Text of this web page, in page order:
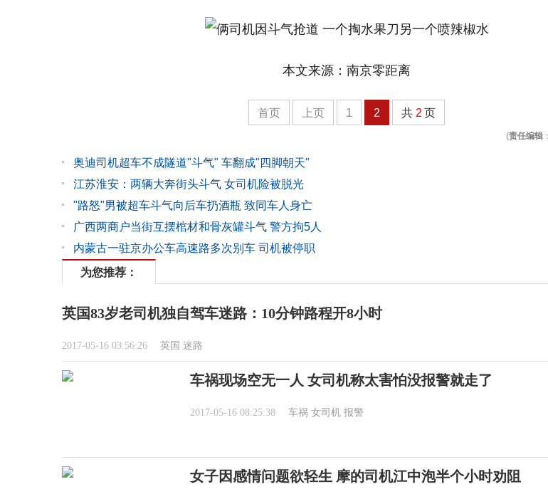
本文来源：南京零距离
首页 上页 1 2 共 2 页
(责任编辑
奥迪司机超车不成隧道"斗气" 车翻成"四脚朝天"
江苏淮安：两辆大奔街头斗气 女司机险被脱光
"路怒"男被超车斗气向后车扔酒瓶 致同车人身亡
广西两商户当街互摆棺材和骨灰罐斗气 警方拘5人
内蒙古一驻京办公车高速路多次别车 司机被停职
为您推荐：
英国83岁老司机独自驾车迷路：10分钟路程开8小时
2017-05-16 03:56:26 英国 迷路
车祸现场空无一人 女司机称太害怕没报警就走了
2017-05-16 08:25:38 车祸 女司机 报警
女子因感情问题欲轻生 摩的司机江中泡半个小时劝阻